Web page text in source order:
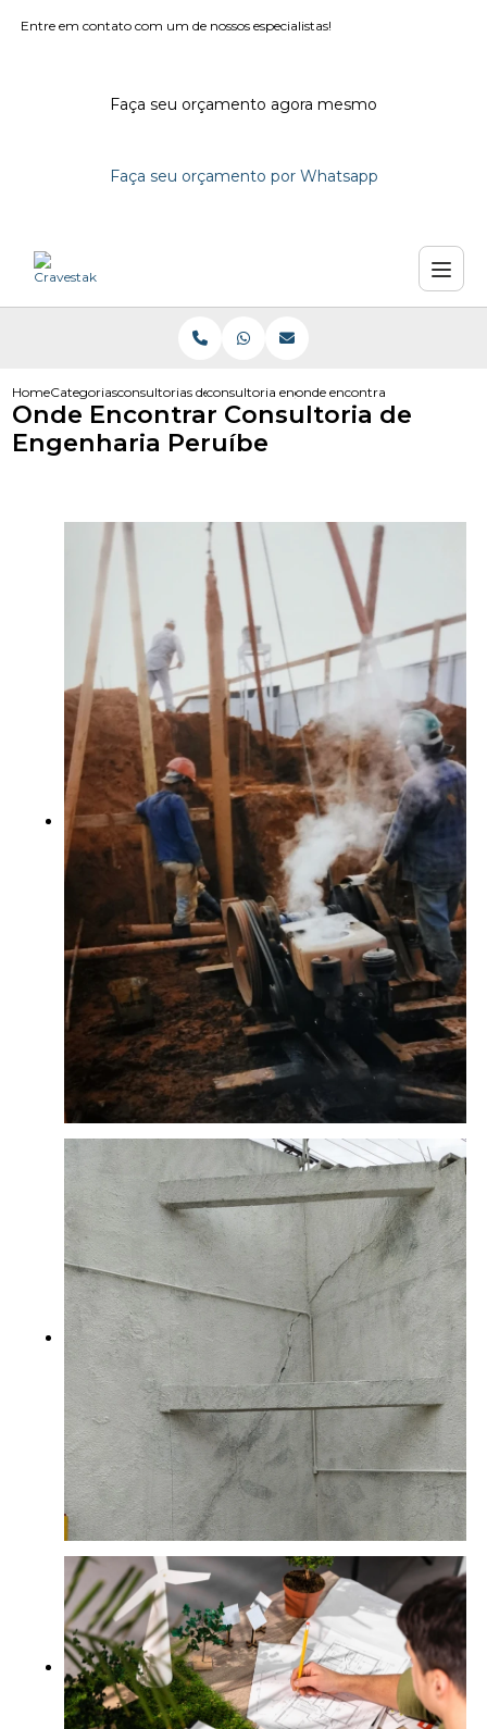
Entre em contato com um de nossos especialistas!
Faça seu orçamento agora mesmo
Faça seu orçamento por Whatsapp
HomeCategoriasconsultorias de engenhariaconsultoria engenharia em sao paulo
onde encontrar consultoria
Onde Encontrar Consultoria de
Engenharia Peruíbe